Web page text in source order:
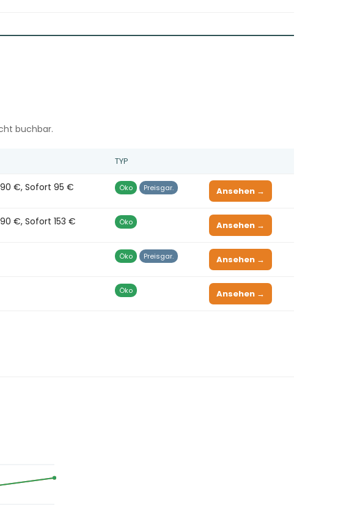
buchbar.
TYP
€, Sofort 95 € Öko Preisgar. Ansehen →
€, Sofort 153 € Öko Ansehen →
Öko Preisgar. Ansehen →
Öko Ansehen →